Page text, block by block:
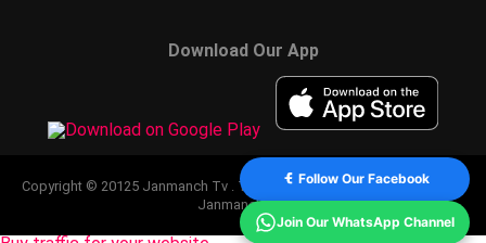
Download Our App
Copyright © 20125 Janmanch Tv . Theme by SSDIGIMARK. powered by
Janmanch TV.
Follow Our Facebook
Join Our WhatsApp Channel